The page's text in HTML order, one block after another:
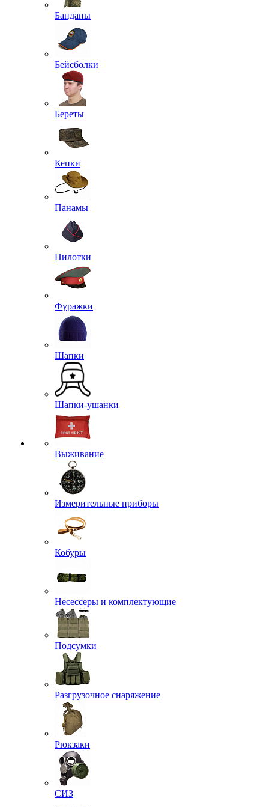
Банданы
Бейсболки
Береты
Кепки
Панамы
Пилотки
Фуражки
Шапки
Шапки-ушанки
Выживание
Измерительные приборы
Кобуры
Несессеры и комплектующие
Подсумки
Разгрузочное снаряжение
Рюкзаки
СИЗ